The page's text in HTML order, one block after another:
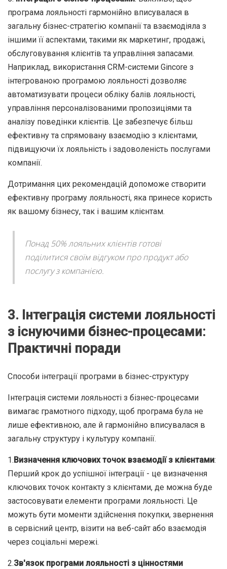
програма лояльності гармонійно вписувалася в
загальну бізнес-стратегію компанії та взаємодіяла з
іншими її аспектами, такими як маркетинг, продажі,
обслуговування клієнтів та управління запасами.
Наприклад, використання CRM-системи Gincore з
інтегрованою програмою лояльності дозволяє
автоматизувати процеси обліку балів лояльності,
управління персоналізованими пропозиціями та
аналізу поведінки клієнтів. Це забезпечує більш
ефективну та спрямовану взаємодію з клієнтами,
підвищуючи їх лояльність і задоволеність послугами
компанії.
Дотримання цих рекомендацій допоможе створити
ефективну програму лояльності, яка принесе користь
як вашому бізнесу, так і вашим клієнтам.
Понад 50% лояльних клієнтів готові
поділитися своїм відгуком про продукт або
послугу з компанією.
3. Інтеграція системи лояльності
з існуючими бізнес-процесами:
Практичні поради
Способи інтеграції програми в бізнес-структуру
Інтеграція системи лояльності з бізнес-процесами
вимагає грамотного підходу, щоб програма була не
лише ефективною, але й гармонійно вписувалася в
загальну структуру і культуру компанії.
1. Визначення ключових точок взаємодії з клієнтами:
Перший крок до успішної інтеграції - це визначення
ключових точок контакту з клієнтами, де можна буде
застосовувати елементи програми лояльності. Це
можуть бути моменти здійснення покупки, звернення
в сервісний центр, візити на веб-сайт або взаємодія
через соціальні мережі.
2.Зв'язок програми лояльності з цінностями